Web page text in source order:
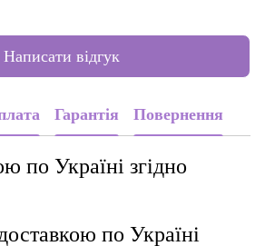
Написати відгук
Гарантія Повернення
Україні згідно
по Україні